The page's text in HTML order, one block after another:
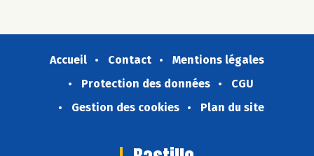
Accueil Contact
Mentions légales
Protection des données
CGU
Gestion des cookies
Plan du site